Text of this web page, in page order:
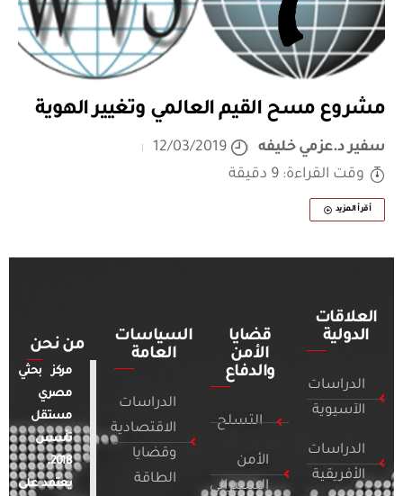
مشروع مسح القيم العالمي وتغيير الهوية
سفير د.عزمي خليفه
12/03/2019
وقت القراءة: 9 دقيقة
أقرأ المزيد
العلاقات
الدولية
الدراسات
الآسيوية
الدراسات
الأفريقية
قضايا
الأمن
والدفاع
التسلح
الأمن
السيبراني
السياسات
العامة
الدراسات
الاقتصادية
وقضايا
الطاقة
من نحن
مركز بحثي
مصري
مستقل
تأسس
2018.
يعتمد على